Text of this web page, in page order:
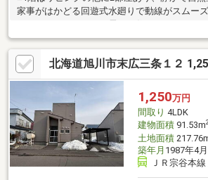
家事がはかどる回遊式水廻りで動線がスムー
リノベーションをして長くお住まいいただけ
が必要となります。■いつでもご案内できま
合せください。
北海道旭川市末広三条１２
1,250万円
間取り 4LDK
建物面積91.53m
土地面積
築年月 1987年4
ＪＲ宗谷本